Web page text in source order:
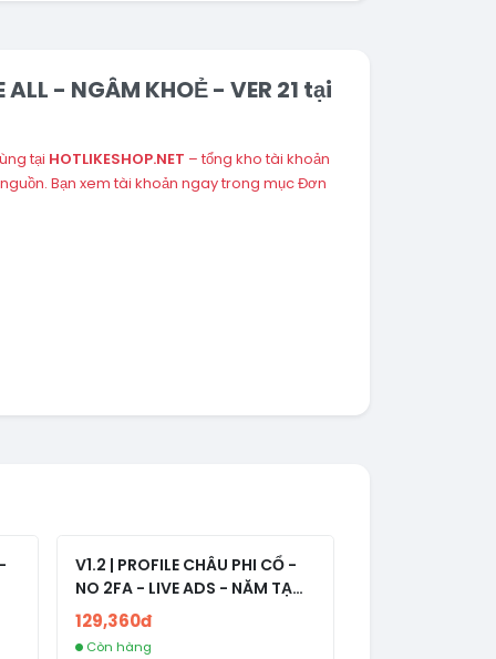
- NGÂM KHOẺ - VER 21 tại
tại HOTLIKESHOP.NET – tổng kho tài khoản
Bạn xem tài khoản ngay trong mục Đơn
V1.2 | PROFILE CHÂU PHI CỔ -
NO 2FA - LIVE ADS - NĂM TẠO
2008-2024
129,360đ
Còn hàng